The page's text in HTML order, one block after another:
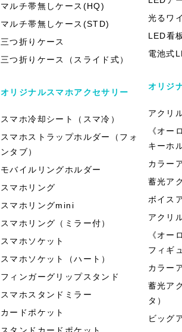
マルチ帯無しケース(HQ)
マルチ帯無しケース(STD)
三つ折りケース
三つ折りケース（スライド式）
オリジナルスマホアクセサリー
スマホ冷却シート（スマ冷）
スマホストラップホルダー（フォ
ンタブ）
モバイルリングホルダー
スマホリング
スマホリングmini
スマホリング（ミラー付）
スマホソケット
スマホソケット（ハート）
フィンガーグリップスタンド
スマホスタンドミラー
カードポケット
スタンドカードポケット
光るワ
LED看
電池式
オリジ
アクリ
《オー
キーホ
カラー
蓄光ア
ボイス
アクリ
《オー
フィギ
カラー
蓄光ア
タ）
ビッグ